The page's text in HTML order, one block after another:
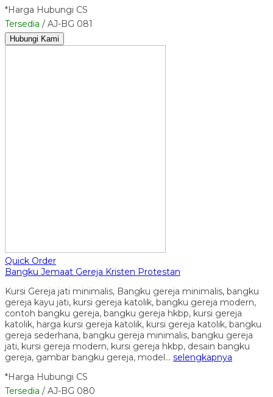
*Harga Hubungi CS
Tersedia / AJ-BG 081
Hubungi Kami
Quick Order
Bangku Jemaat Gereja Kristen Protestan
Kursi Gereja jati minimalis, Bangku gereja minimalis, bangku
gereja kayu jati, kursi gereja katolik, bangku gereja modern,
contoh bangku gereja, bangku gereja hkbp, kursi gereja
katolik, harga kursi gereja katolik, kursi gereja katolik, bangku
gereja sederhana, bangku gereja minimalis, bangku gereja
jati, kursi gereja modern, kursi gereja hkbp, desain bangku
gereja, gambar bangku gereja, model… selengkapnya
*Harga Hubungi CS
Tersedia / AJ-BG 080